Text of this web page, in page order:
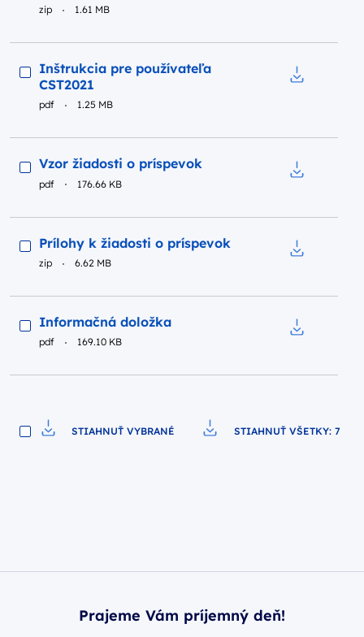
zip 1.61 MB
Podgląd
Inštrukcia pre používateľa
CST2021
pdf 1.25 MB
Podgląd
Vzor žiadosti o príspevok
pdf 176.66 KB
Podgląd
Prílohy k žiadosti o príspevok
zip 6.62 MB
Podgląd
Informačná doložka
pdf 169.10 KB
STIAHNUŤ VYBRANÉ STIAHNUŤ VŠETKY: 7
Prajeme Vám príjemný deň!